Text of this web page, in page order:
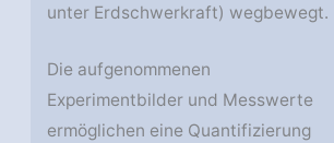
unter Erdschwerkraft) wegbewegt.
Die aufgenommenen
Experimentbilder und Messwerte
ermöglichen eine Quantifizierung